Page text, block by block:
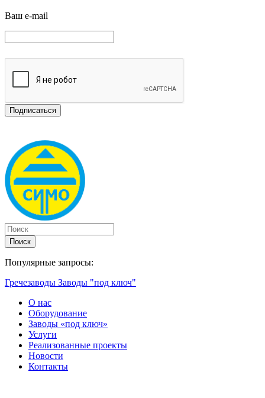
Ваш e-mail
Поиск
Популярные запросы:
Гречезаводы Заводы "под ключ"
О нас
Оборудование
Заводы «под ключ»
Услуги
Реализованные проекты
Новости
Контакты